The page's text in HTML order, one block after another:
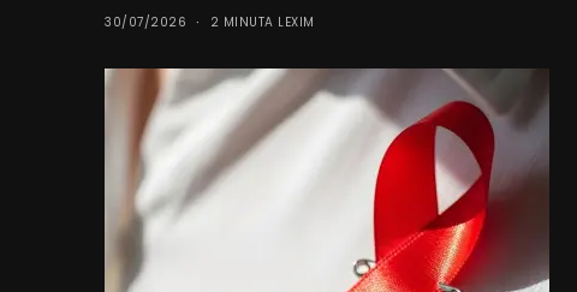
30/07/2026 2 MINUTA LEXIM